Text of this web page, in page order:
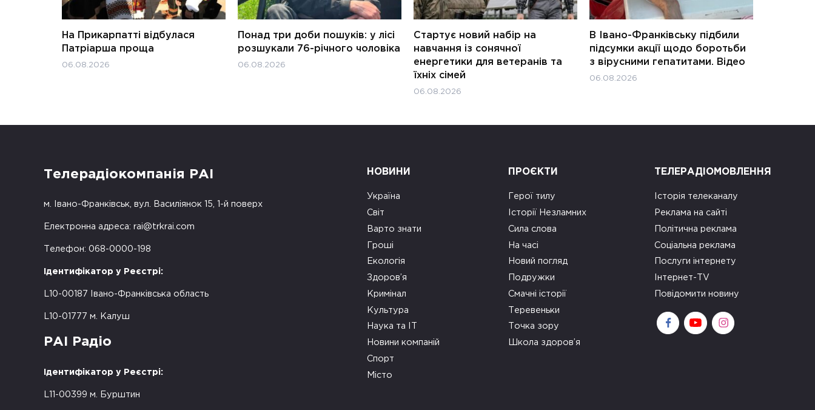
На Прикарпатті відбулася
Патріарша проща
06.08.2026
Понад три доби пошуків: у лісі
розшукали 76-річного чоловіка
06.08.2026
Стартує новий набір на
навчання із сонячної
енергетики для ветеранів та
їхніх сімей
06.08.2026
В Івано-Франківську підбили
підсумки акції щодо боротьби
з вірусними гепатитами. Відео
06.08.2026
Телерадіокомпанія РАІ
м. Івано-Франківськ, вул. Василіянок 15, 1-й поверх
Електронна адреса: rai@trkrai.com
Телефон: 068-0000-198
Ідентифікатор у Реєстрі:
L10-00187 Івано-Франківська область
L10-01777 м. Калуш
РАІ Радіо
Ідентифікатор у Реєстрі:
L11-00399 м. Бурштин
НОВИНИ
Україна
Світ
Варто знати
Гроші
Екологія
Здоров’я
Кримінал
Культура
Наука та ІТ
Новини компаній
Спорт
Місто
ПРОЄКТИ
Герої тилу
Історії Незламних
Сила слова
На часі
Новий погляд
Подружки
Смачні історії
Теревеньки
Точка зору
Школа здоров’я
ТЕЛЕРАДІОМОВЛЕННЯ
Історія телеканалу
Реклама на сайті
Політична реклама
Соціальна реклама
Послуги інтернету
Інтернет-TV
Повідомити новину